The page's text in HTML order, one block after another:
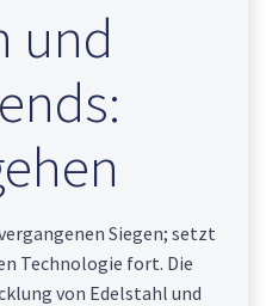
und
Siegen; setzt
Technologie fort. Die
von Edelstahl und